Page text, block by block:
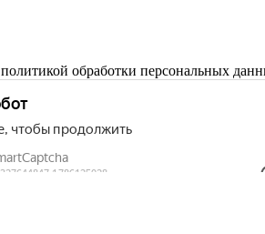
политикой обработки персональных